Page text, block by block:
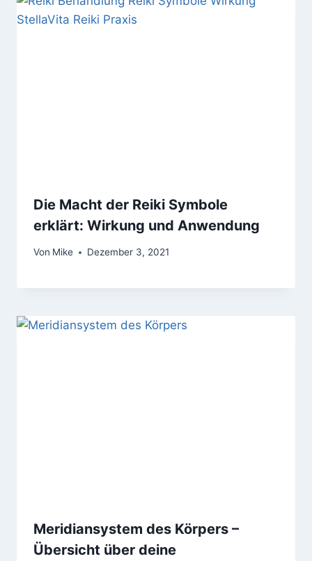
Die Macht der Reiki Symbole
erklärt: Wirkung und Anwendung
Von Mike Dezember 3, 2021
Meridiansystem des Körpers –
Übersicht über deine